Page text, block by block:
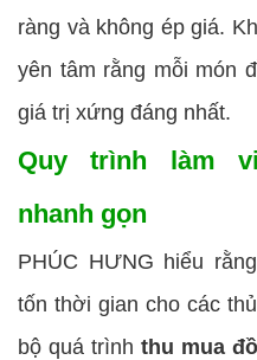
ràng và không ép giá.
yên tâm rằng mỗi món
giá trị xứng đáng nhất.
Quy trình làm
nhanh gọn
PHÚC HƯNG hiểu
tốn thời gian cho các
bộ quá trình thu mua